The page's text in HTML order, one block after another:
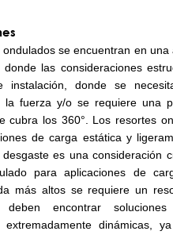
ondulados se encuentran en una
donde las consideraciones
instalación, donde se
la fuerza y/o se requiere una
cubra los 360°. Los resortes
de carga estática y
es una consideración
para aplicaciones de
más altos se requiere un
encontrar soluciones
extremadamente dinámicas,